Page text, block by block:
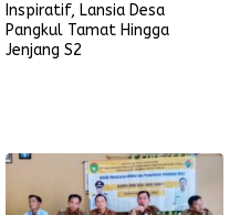
Inspiratif, Lansia Desa
Pangkul Tamat Hingga
Jenjang S2